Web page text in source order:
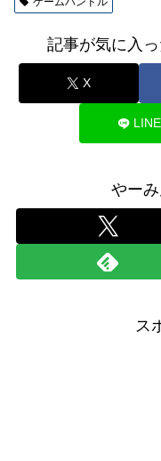
記事が気に入
X
LINE
やー
ス